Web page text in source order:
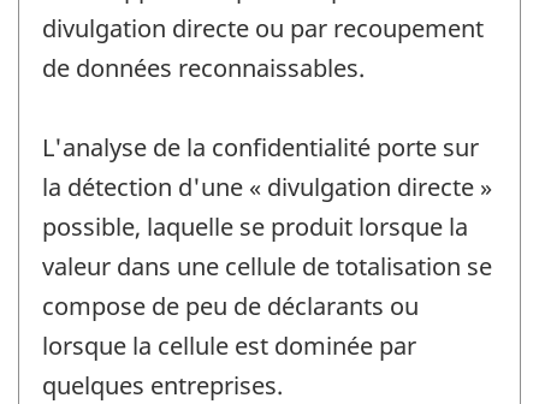
divulgation directe ou par recoupement
de données reconnaissables.
L'analyse de la confidentialité porte sur
la détection d'une « divulgation directe »
possible, laquelle se produit lorsque la
valeur dans une cellule de totalisation se
compose de peu de déclarants ou
lorsque la cellule est dominée par
quelques entreprises.